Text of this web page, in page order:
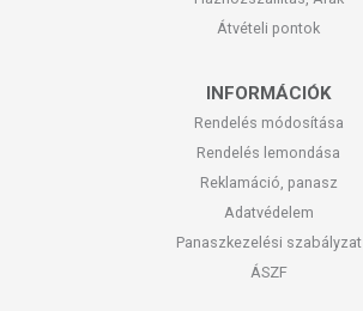
Átvételi pontok
INFORMÁCIÓK
Rendelés módosítása
Rendelés lemondása
Reklamáció, panasz
Adatvédelem
Panaszkezelési szabályzat
ÁSZF